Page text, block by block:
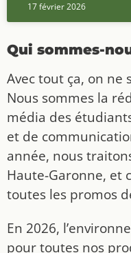
17 février 2026
Qui sommes-
Avec tout ça, on ne
Nous sommes la
média des
et de
année, nous
Haute-Garonne, et
toutes les promos
En 2026,
pour toutes nos